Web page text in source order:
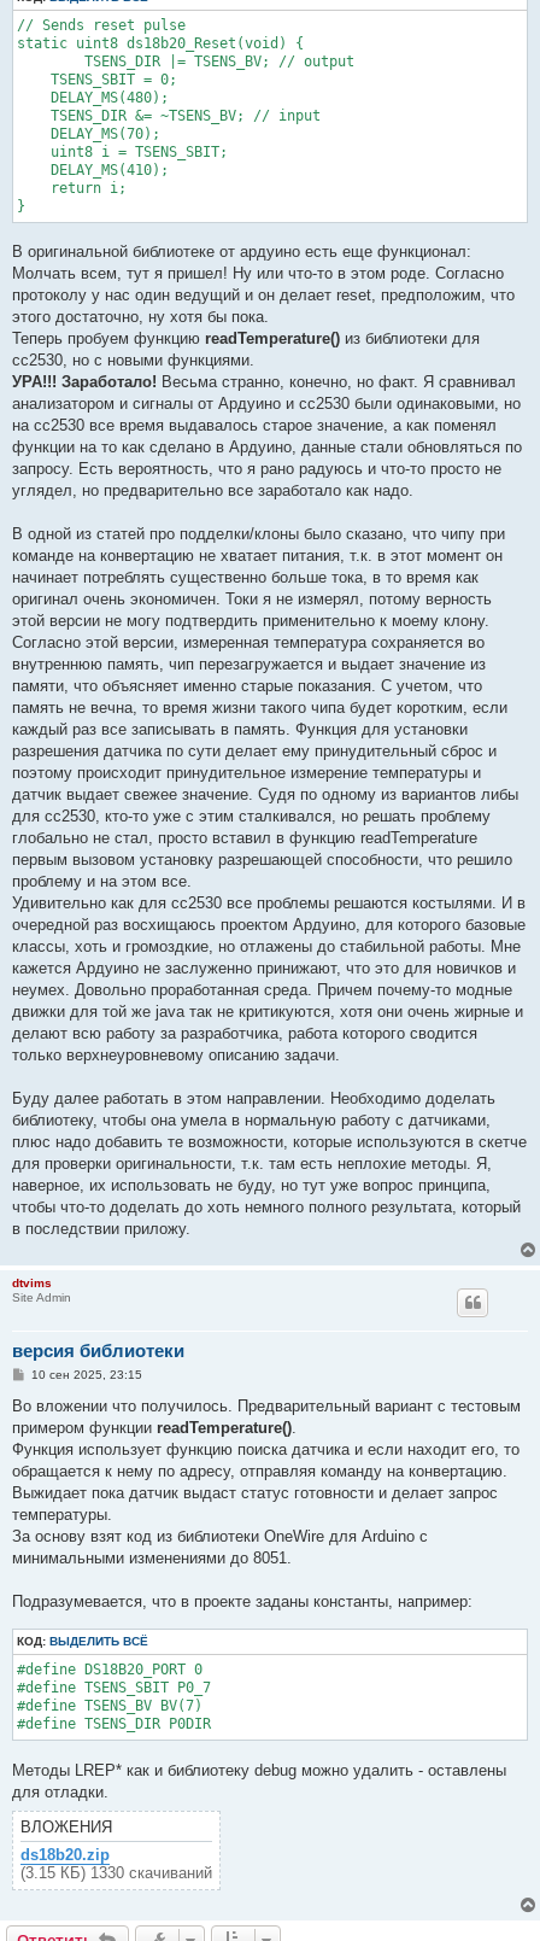
// Sends reset pulse
static uint8 ds18b20_Reset(void) {
    TSENS_SBIT = 0;
    DELAY_MS(480);
    TSENS_DIR &= ~TSENS_BV; // input
    DELAY_MS(70);
    uint8 i = TSENS_SBIT;
    DELAY_MS(410);
    return i;
}
В оригинальной библиотеке от ардуино есть еще функционал:
Молчать всем, тут я пришел! Ну или что-то в этом роде. Согласно
протоколу у нас один ведущий и он делает reset, предположим, что
этого достаточно, ну хотя бы пока.
Теперь пробуем функцию readTemperature() из библиотеки для
сс2530, но с новыми функциями.
УРА!!! Заработало! Весьма странно, конечно, но факт. Я сравнивал
анализатором и сигналы от Ардуино и сс2530 были одинаковыми, но
на сс2530 все время выдавалось старое значение, а как поменял
функции на то как сделано в Ардуино, данные стали обновляться по
запросу. Есть вероятность, что я рано радуюсь и что-то просто не
углядел, но предварительно все заработало как надо.
В одной из статей про подделки/клоны было сказано, что чипу при
команде на конвертацию не хватает питания, т.к. в этот момент он
начинает потреблять существенно больше тока, в то время как
оригинал очень экономичен. Токи я не измерял, потому верность
этой версии не могу подтвердить применительно к моему клону.
Согласно этой версии, измеренная температура сохраняется во
внутреннюю память, чип перезагружается и выдает значение из
памяти, что объясняет именно старые показания. С учетом, что
память не вечна, то время жизни такого чипа будет коротким, если
каждый раз все записывать в память. Функция для установки
разрешения датчика по сути делает ему принудительный сброс и
поэтому происходит принудительное измерение температуры и
датчик выдает свежее значение. Судя по одному из вариантов либы
для сс2530, кто-то уже с этим сталкивался, но решать проблему
глобально не стал, просто вставил в функцию readTemperature
первым вызовом установку разрешающей способности, что решило
проблему и на этом все.
Удивительно как для сс2530 все проблемы решаются костылями. И в
очередной раз восхищаюсь проектом Ардуино, для которого базовые
классы, хоть и громоздкие, но отлажены до стабильной работы. Мне
кажется Ардуино не заслуженно принижают, что это для новичков и
неумех. Довольно проработанная среда. Причем почему-то модные
движки для той же java так не критикуются, хотя они очень жирные и
делают всю работу за разработчика, работа которого сводится
только верхнеуровневому описанию задачи.
Буду далее работать в этом направлении. Необходимо доделать
библиотеку, чтобы она умела в нормальную работу с датчиками,
плюс надо добавить те возможности, которые используются в скетче
для проверки оригинальности, т.к. там есть неплохие методы. Я,
наверное, их использовать не буду, но тут уже вопрос принципа,
чтобы что-то доделать до хоть немного полного результата, который
в последствии приложу.
dtvims
Site Admin
версия библиотеки
С
о
щ
е
н
и
е
10 сен 2025, 23:15
Во вложении что получилось. Предварительный вариант с тестовым
примером функции readTemperature()
Функция использует функцию поиска датчика и если находит его, то
обращается к нему по адресу, отправляя команду на конвертацию.
Выжидает пока датчик выдаст статус готовности и делает запрос
температуры.
За основу взят код из библиотеки OneWire для Arduino с
минимальными изменениями до 8051.
Подразумевается, что в проекте заданы константы, например:
КОД: ВЫДЕЛИТЬ ВСЁ
#define DS18B20_PORT 0
#define TSENS_SBIT P0_7
#define TSENS_BV BV(7)
#define TSENS_DIR P0DIR
Методы LREP* как и библиотеку debug можно удалить - оставлены
для отладки.
ВЛОЖЕНИЯ
ds18b20.zip
(3.15 КБ) 1330 скачиваний